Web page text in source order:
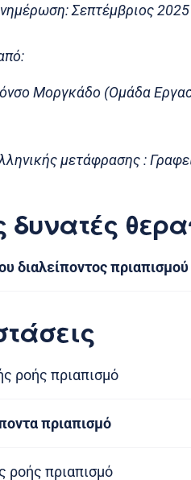
Σεπτέμβριος 2025
Μοργκάδο (Ομάδα
μετάφρασης :
δυνατές
διαλείποντος πριαπισμού
ροής πριαπισμό
πριαπισμό
πριαπισμό